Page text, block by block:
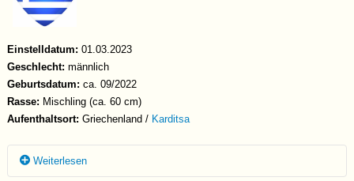
Einstelldatum:01.03.2023
Geschlecht: männlich
Geburtsdatum: ca. 09/2022
Rasse: Mischling (ca. 60 cm)
Aufenthaltsort:Griechenland / Karditsa
Weiterlesen